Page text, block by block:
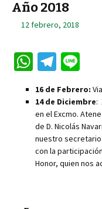
Año 2018
12 febrero, 2018
W
h
at
sA
p
p
Te
le
gr
a
m
e
16 de Febrero:
14 de Diciembre:
en el Excmo.
de D. Nicolás
nuestro secretario
con la
Honor, quien nos